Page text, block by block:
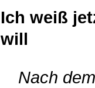
Ich weiß
will
Nach